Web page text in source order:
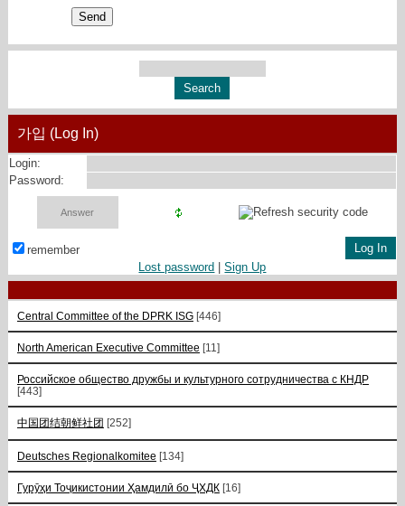
Send
가입 (Log In)
Login:
Password:
remember
Lost password |Sign Up
Central Committee of the DPRK ISG [446]
North American Executive Committee [11]
Российское общество дружбы и культурного сотрудничества с КНДР
[443]
中国团结朝鲜社团 [252]
Deutsches Regionalkomitee [134]
Гурӯҳи Тоҷикистонии Ҳамдилӣ бо ҶХДК [16]